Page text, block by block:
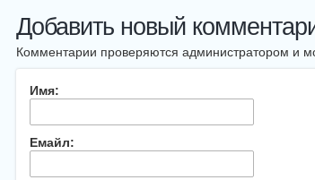
Добавить новый
Комментарии проверяются администратором и
Имя:
Емайл: